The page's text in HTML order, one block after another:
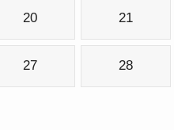
20 21
27 28